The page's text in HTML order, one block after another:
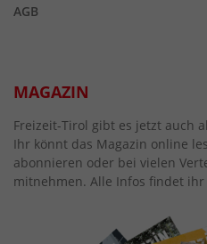
AGB
MAGAZIN
Freizeit-Tirol gibt es jetzt auch
Ihr könnt das Magazin online
abonnieren oder bei vielen
mitnehmen. Alle Infos findet